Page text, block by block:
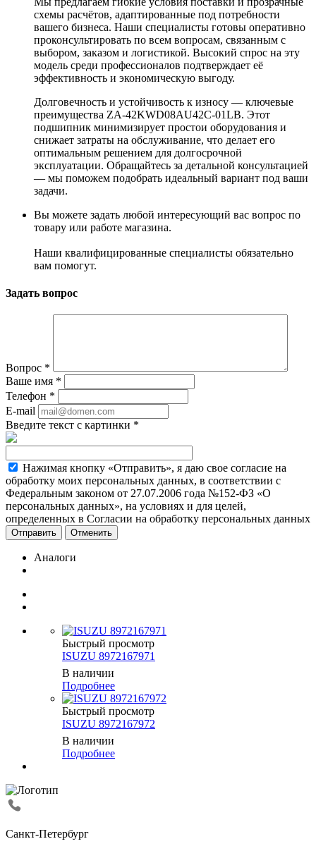
схемы расчётов, адаптированные под потребности
вашего бизнеса. Наши специалисты готовы оперативно
проконсультировать по всем вопросам, связанным с
выбором, заказом и логистикой. Высокий спрос на эту
модель среди профессионалов подтверждает её
эффективность и экономическую выгоду.
Долговечность и устойчивость к износу — ключевые
преимущества ZA-42KWD08AU42C-01LB. Этот
подшипник минимизирует простои оборудования и
снижает затраты на обслуживание, что делает его
оптимальным решением для долгосрочной
эксплуатации. Обращайтесь за детальной консультацией
— мы поможем подобрать идеальный вариант под ваши
задачи.
Вы можете задать любой интересующий вас вопрос по
товару или работе магазина.
Наши квалифицированные специалисты обязательно
вам помогут.
Задать вопрос
Вопрос *
Ваше имя *
Телефон *
E-mail
Введите текст с картинки *
Нажимая кнопку «Отправить», я даю свое согласие на
обработку моих персональных данных, в соответствии с
Федеральным законом от 27.07.2006 года №152-ФЗ «О
персональных данных», на условиях и для целей,
определенных в Согласии на обработку персональных данных
Отменить
Аналоги
Быстрый просмотр
ISUZU 8972167971
В наличии
Подробнее
Быстрый просмотр
ISUZU 8972167972
В наличии
Подробнее
Санкт-Петербург